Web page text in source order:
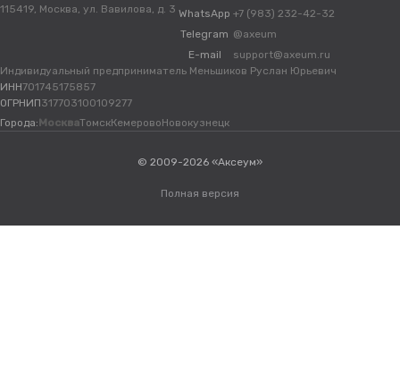
115419, Москва, ул. Вавилова, д. 3 WhatsApp +7 (983) 232-42-32
Telegram @axeum
E-mail
support@axeum.ru
Индивидуальный предприниматель Меньшиков Руслан Юрьевич
ИНН701745175857
ОГРНИП317703100109277
Города: МоскваТомскКемеровоНовокузнецк
© 2009-2026 «Аксеум»
Полная версия